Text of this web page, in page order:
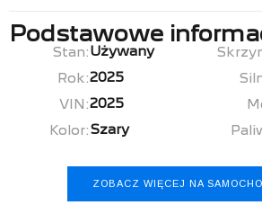
Podstawowe
Stan:
Rok:
VIN:
Kolor:
Używany
2025
2025
Szary
ZOBACZ WIĘCEJ NA